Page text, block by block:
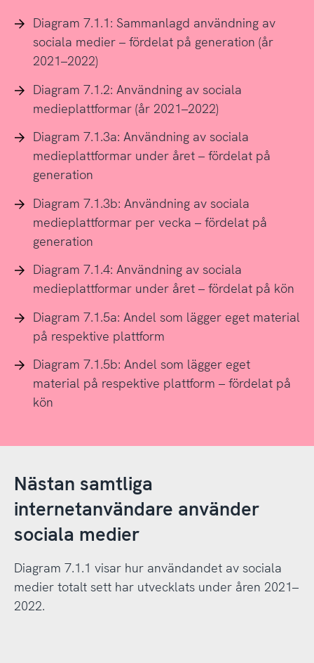
Diagram 7.1.1: Sammanlagd användning av
sociala medier – fördelat på generation (år
2021–2022)
Diagram 7.1.2: Användning av sociala
medieplattformar (år 2021–2022)
Diagram 7.1.3a: Användning av sociala
medieplattformar under året – fördelat på
generation
Diagram 7.1.3b: Användning av sociala
medieplattformar per vecka – fördelat på
generation
Diagram 7.1.4: Användning av sociala
medieplattformar under året – fördelat på kön
Diagram 7.1.5a: Andel som lägger eget material
på respektive plattform
Diagram 7.1.5b: Andel som lägger eget
material på respektive plattform – fördelat på
kön
Nästan samtliga
internetanvändare använder
sociala medier
Diagram 7.1.1 visar hur användandet av sociala
medier totalt sett har utvecklats under åren 2021–
2022.